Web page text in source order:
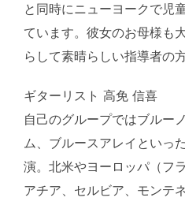
と同時にニューヨークで児
ています。彼女のお母様も
らして素晴らしい指導者の
ギターリスト 高免 信喜
自己のグループではブルー
ム、ブルースアレイといっ
演。北米やヨーロッパ（フ
アチア、セルビア、モンテ